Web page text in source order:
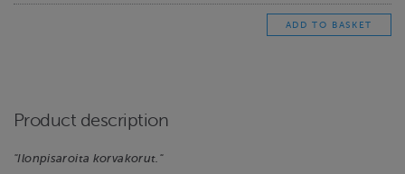
Product description
"Ilonpisaroita korvakorut."